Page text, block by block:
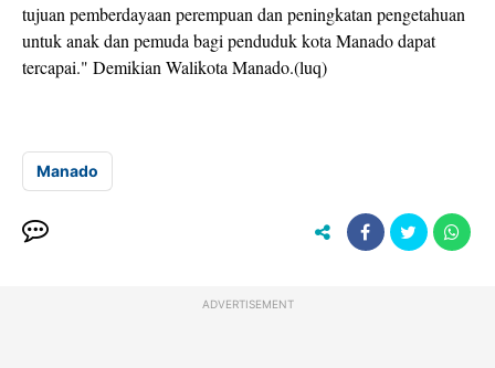
tujuan pemberdayaan perempuan dan peningkatan pengetahuan
untuk anak dan pemuda bagi penduduk kota Manado dapat
tercapai." Demikian Walikota Manado.(luq)
Manado
ADVERTISEMENT